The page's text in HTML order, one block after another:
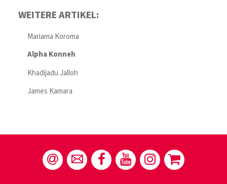
WEITERE ARTIKEL:
Mariama Koroma
Alpha Konneh
Khadijadu Jalloh
James Kamara